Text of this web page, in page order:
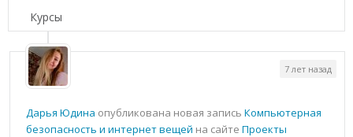
Курсы
Дарья Юдина опубликована новая запись Компьютерная
безопасность и интернет вещей на сайте Проекты
7 лет назад